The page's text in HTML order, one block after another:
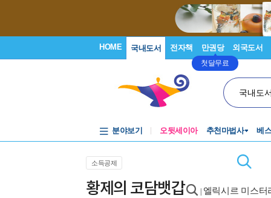
HOME 국내도서 전자책 만권당
첫달무료
외국도서
국내도
분야보기 오뒷세이아 추천마법사 베
소득공제
황제의 코담뱃갑 엘릭시르 미스터